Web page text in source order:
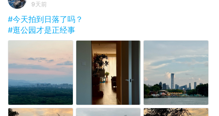
9天前
#今天拍到日落了吗？
#逛公园才是正经事